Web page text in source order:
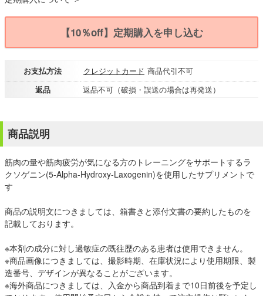
【10％off】定期購入を申し込む
お支払方法 クレジットカード 商品代引不可
返品
返品不可（破損・誤送の場合は再発送）
商品説明
筋肉の量や筋肉疲労が気になる方のトレーニングをサポートするラ
クソゲニン(5-Alpha-Hydroxy-Laxogenin)を使用したサプリメントで
す
商品の説明文につきましては、箱書きと添付文書の要約したものを
記載しております。
※本剤の成分に対し過敏症の既往歴のある患者は使用できません。
※商品画像につきましては、撮影時期、在庫状況により使用期限、製
造番号、デザインが異なることがございます。
※海外商品につきましては、入金から商品到着まで10日前後を予定し